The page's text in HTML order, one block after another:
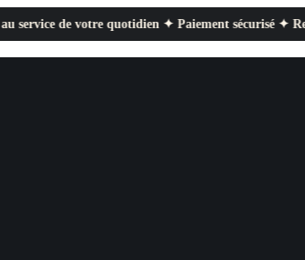
votre quotidien ✦ Paiement sécurisé ✦ Retours faciles